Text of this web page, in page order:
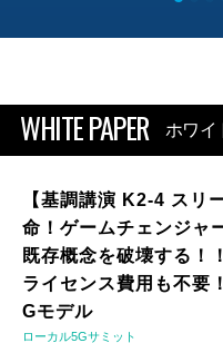
WHITE PAPER ホワイ
【基調講演 K2-4 スリ
命！ゲームチェンジャ
既存概念を破壊する！
ライセンス費用も不要
Gモデル
ローカル5Gサミット